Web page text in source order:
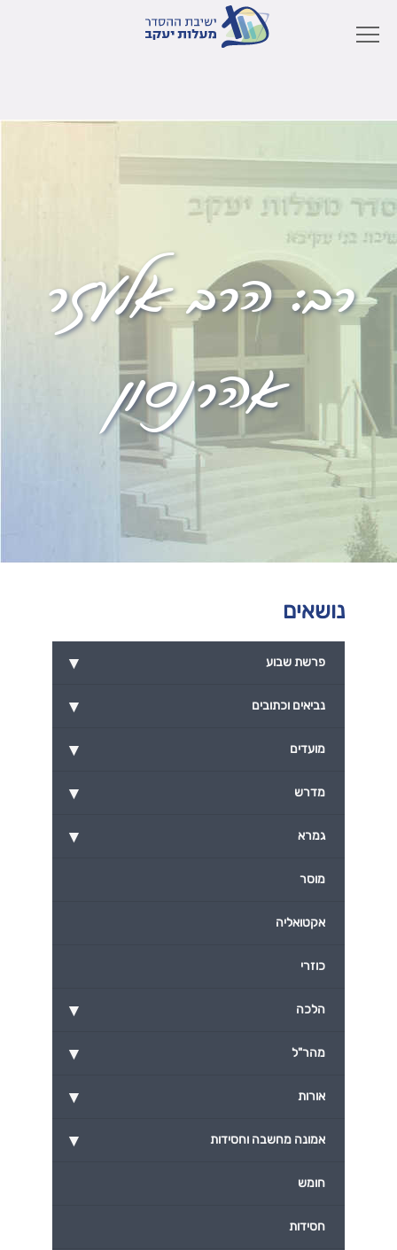
רב:הרב אלעזר
אהרנסון
נושאים
▾ פרשת שבוע
▾ נביאים וכתובים
▾ מועדים
▾ מדרש
▾ גמרא
מוסר
אקטואליה
כוזרי
▾ הלכה
▾ מהר"ל
▾ אורות
▾ אמונה מחשבה וחסידות
חומש
חסידות